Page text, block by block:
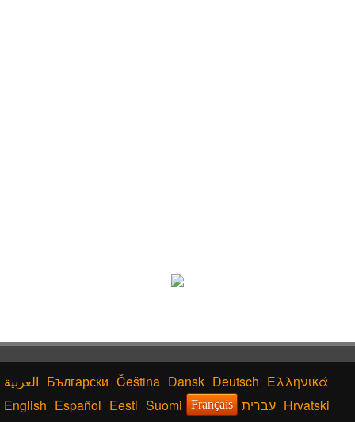
Български Čeština Dansk Deutsch Ελληνικά
English Español Eesti Suomi Français עברית Hrvatski